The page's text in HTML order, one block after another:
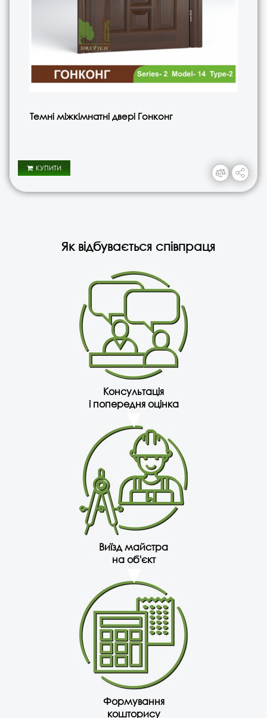
Темні міжкімнатні двері Гонконг
КУПИТИ
Як відбувається співпраця
Консультація
і попередня оцінка
Виїзд майстра
на об'єкт
Формування
кошторису